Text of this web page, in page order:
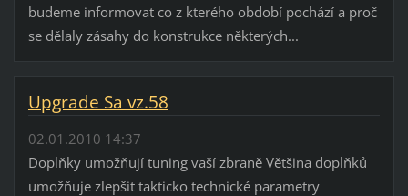
budeme informovat co z kterého období pochází a proč
se dělaly zásahy do konstrukce některých...
Upgrade Sa vz.58
02.01.2010 14:37
Doplňky umožňují tuning vaší zbraně Většina doplňků
umožňuje zlepšit takticko technické parametry